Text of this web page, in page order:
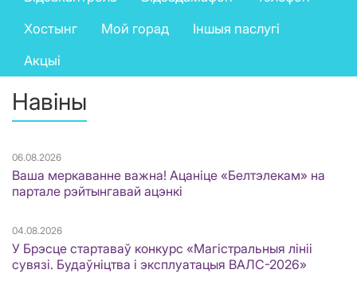
menu
Хостынг
Мой горад
Іншыя паслугі
Акцыі
Навіны
06.08.2026
Ваша меркаванне важна! Ацаніце «Белтэлекам» на
партале рэйтынгавай ацэнкі
04.08.2026
У Брэсце стартаваў конкурс «Магістральныя лініі
сувязі. Будаўніцтва і эксплуатацыя ВАЛС-2026»